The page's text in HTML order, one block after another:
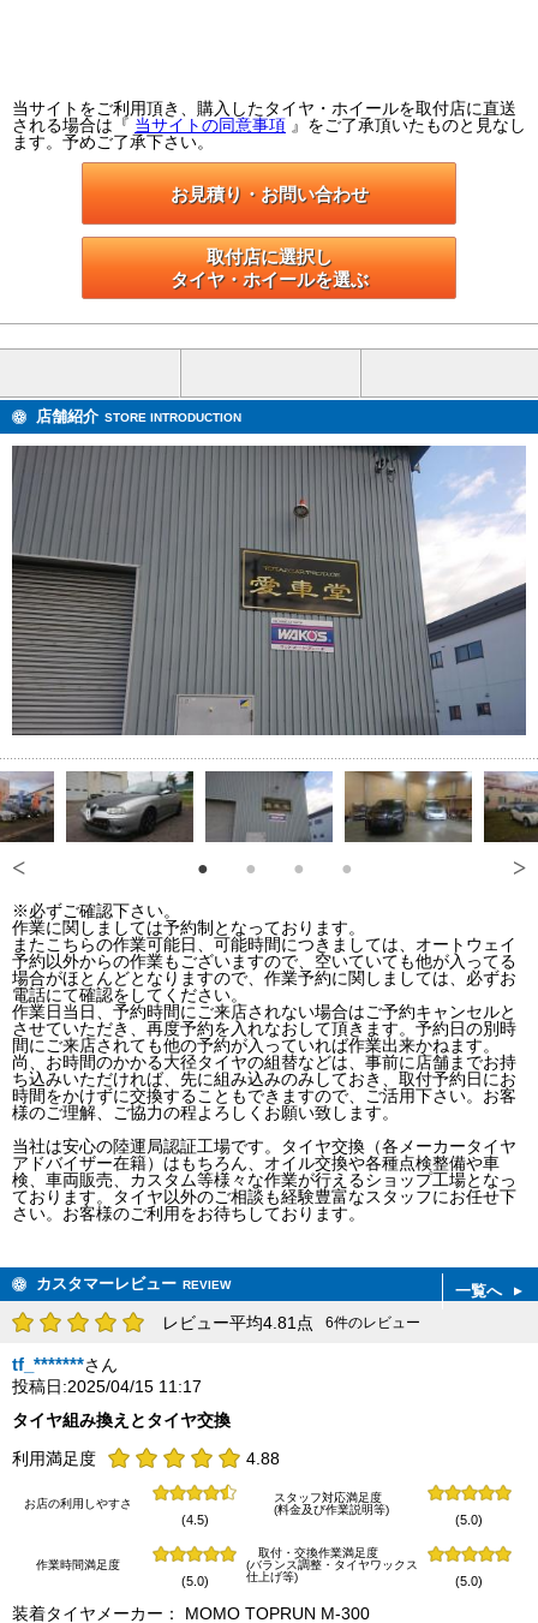
当サイトをご利用頂き、購入したタイヤ・ホイールを取付店に直送
される場合は『 当サイトの同意事項 』をご了承頂いたものと見なし
ます。予めご了承下さい。
お見積り・お問い合わせ
取付店に選択し
タイヤ・ホイールを選ぶ
店舗紹介 STORE INTRODUCTION
※必ずご確認下さい。
作業に関しましては予約制となっております。
またこちらの作業可能日、可能時間につきましては、オートウェイ
予約以外からの作業もございますので、空いていても他が入ってる
場合がほとんどとなりますので、作業予約に関しましては、必ずお
電話にて確認をしてください。
作業日当日、予約時間にご来店されない場合はご予約キャンセルと
させていただき、再度予約を入れなおして頂きます。予約日の別時
間にご来店されても他の予約が入っていれば作業出来かねます。
尚、お時間のかかる大径タイヤの組替などは、事前に店舗までお持
ち込みいただければ、先に組み込みのみしておき、取付予約日にお
時間をかけずに交換することもできますので、ご活用下さい。お客
様のご理解、ご協力の程よろしくお願い致します。
当社は安心の陸運局認証工場です。タイヤ交換（各メーカータイヤ
アドバイザー在籍）はもちろん、オイル交換や各種点検整備や車
検、車両販売、カスタム等様々な作業が行えるショップ工場となっ
ております。タイヤ以外のご相談も経験豊富なスタッフにお任せ下
さい。お客様のご利用をお待ちしております。
カスタマーレビュー REVIEW 一覧へ
レビュー平均4.81点 6件のレビュー
tf_*******さん
投稿日:2025/04/15 11:17
タイヤ組み換えとタイヤ交換
利用満足度
4.88
お店の利用しやすさ
(4.5)
スタッフ対応満足度
(料金及び作業説明等)
(5.0)
作業時間満足度
(5.0)
取付・交換作業満足度
(バランス調整・タイヤワックス
仕上げ等)
(5.0)
装着タイヤメーカー： MOMO TOPRUN M-300